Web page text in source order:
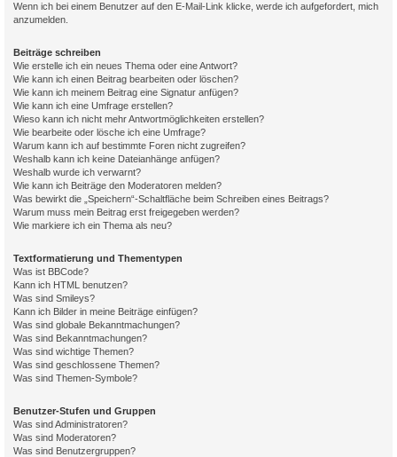
Wenn ich bei einem Benutzer auf den E-Mail-Link klicke, werde ich aufgefordert, mich
anzumelden.
Beiträge schreiben
Wie erstelle ich ein neues Thema oder eine Antwort?
Wie kann ich einen Beitrag bearbeiten oder löschen?
Wie kann ich meinem Beitrag eine Signatur anfügen?
Wie kann ich eine Umfrage erstellen?
Wieso kann ich nicht mehr Antwortmöglichkeiten erstellen?
Wie bearbeite oder lösche ich eine Umfrage?
Warum kann ich auf bestimmte Foren nicht zugreifen?
Weshalb kann ich keine Dateianhänge anfügen?
Weshalb wurde ich verwarnt?
Wie kann ich Beiträge den Moderatoren melden?
Was bewirkt die „Speichern“-Schaltfläche beim Schreiben eines Beitrags?
Warum muss mein Beitrag erst freigegeben werden?
Wie markiere ich ein Thema als neu?
Textformatierung und Thementypen
Was ist BBCode?
Kann ich HTML benutzen?
Was sind Smileys?
Kann ich Bilder in meine Beiträge einfügen?
Was sind globale Bekanntmachungen?
Was sind Bekanntmachungen?
Was sind wichtige Themen?
Was sind geschlossene Themen?
Was sind Themen-Symbole?
Benutzer-Stufen und Gruppen
Was sind Administratoren?
Was sind Moderatoren?
Was sind Benutzergruppen?